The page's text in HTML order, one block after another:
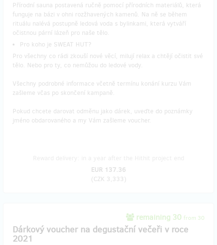
Přírodní sauna postavená ručně pomocí přírodních materiálů, která
funguje na bázi v ohni rozžhavených kamenů. Na ně se během
rituálu nalévá postupně ledová voda s bylinkami, která vytváří
očistnou pární lázeň pro naše tělo.
Pro koho je SWEAT HUT?
Pro všechny co rádi zkouší nové věcí, milují relax a chtějí očistit své
tělo. Nebo pro ty, co nemůžou do ledové vody.
Všechny podrobné informace včetně termínu konání kurzu Vám
zašleme včas po skončení kampaně.
Pokud chcete darovat odměnu jako dárek, uveďte do poznámky
jméno obdarovaného a my Vám zašleme voucher.
EUR 137.36
(CZK 3,333)
remaining 30 from 30
Dárkový voucher na degustační večeři v roce
2021